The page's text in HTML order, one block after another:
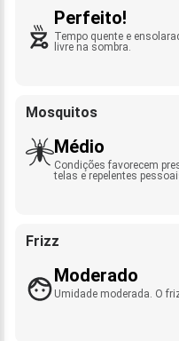
Perfeito!
Tempo quente e
livre na sombra.
Mosquitos
Médio
Condições favorecem
telas e repelentes
Frizz
Moderado
Umidade moderada. O